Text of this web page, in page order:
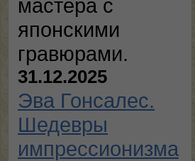
мастера с
японскими
гравюрами.
31.12.2025
Эва Гонсалес.
Шедевры
импрессионизма